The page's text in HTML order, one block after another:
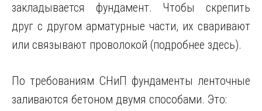
закладывается фундамент. Чтобы скрепить
друг с другом арматурные части, их сваривают
или связывают проволокой (подробнее здесь).
По требованиям СНиП фундаменты ленточные
заливаются бетоном двумя способами. Это: